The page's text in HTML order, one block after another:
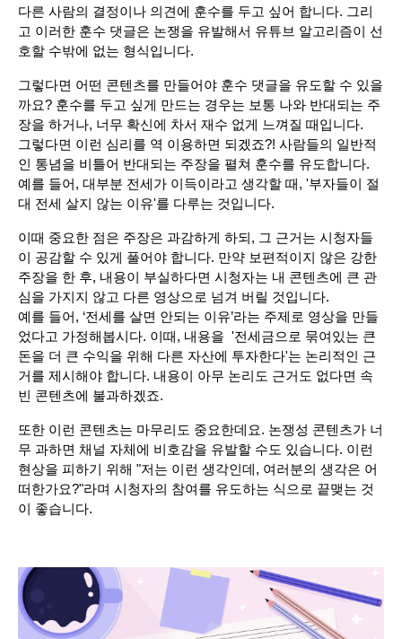
다른 사람의 결정이나 의견에 훈수를 두고 싶어 합니다. 그리
고 이러한 훈수 댓글은 논쟁을 유발해서 유튜브 알고리즘이 선
호할 수밖에 없는 형식입니다.
그렇다면 어떤 콘텐츠를 만들어야 훈수 댓글을 유도할 수 있을
까요? 훈수를 두고 싶게 만드는 경우는 보통 나와 반대되는 주
장을 하거나, 너무 확신에 차서 재수 없게 느껴질 때입니다.
그렇다면 이런 심리를 역 이용하면 되겠죠?! 사람들의 일반적
인 통념을 비틀어 반대되는 주장을 펼쳐 훈수를 유도합니다.
예를 들어, 대부분 전세가 이득이라고 생각할 때, '부자들이 절
대 전세 살지 않는 이유'를 다루는 것입니다.
이때 중요한 점은 주장은 과감하게 하되, 그 근거는 시청자들
이 공감할 수 있게 풀어야 합니다. 만약 보편적이지 않은 강한
주장을 한 후, 내용이 부실하다면 시청자는 내 콘텐츠에 큰 관
심을 가지지 않고 다른 영상으로 넘겨 버릴 것입니다.
예를 들어, ‘전세를 살면 안되는 이유’라는 주제로 영상을 만들
었다고 가정해봅시다. 이때, 내용을  '전세금으로 묶여있는 큰
돈을 더 큰 수익을 위해 다른 자산에 투자한다'는 논리적인 근
거를 제시해야 합니다. 내용이 아무 논리도 근거도 없다면 속
빈 콘텐츠에 불과하겠죠.
또한 이런 콘텐츠는 마무리도 중요한데요. 논쟁성 콘텐츠가 너
무 과하면 채널 자체에 비호감을 유발할 수도 있습니다. 이런
현상을 피하기 위해 "저는 이런 생각인데, 여러분의 생각은 어
떠한가요?"라며 시청자의 참여를 유도하는 식으로 끝맺는 것
이 좋습니다.